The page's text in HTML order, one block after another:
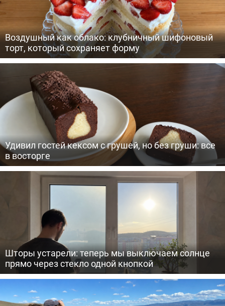
Воздушный как облако: клубничный шифоновый
торт, который сохраняет форму
Удивил гостей кексом с грушей, но без груши: все
в восторге
Шторы устарели: теперь мы выключаем солнце
прямо через стекло одной кнопкой